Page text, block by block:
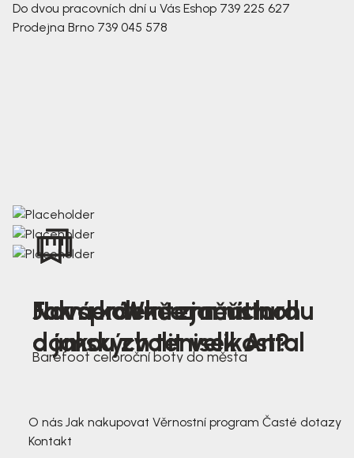
Do dvou pracovních dní u Vás Eshop 739 225 627
Prodejna Brno 739 045 578
Nová kolekce jarních
dámských tenisek Antal
Jak správně změřit nohu
a jakou zvolit velikost?
Farmer Winter mustard
Barefoot celoroční boty do města
O nás Jak nakupovat Věrnostní program Časté dotazy
Kontakt